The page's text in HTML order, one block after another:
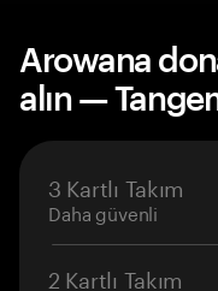
Arowana
alın —
3 Kartlı Takım
Daha güvenli
2 Kartlı Takım